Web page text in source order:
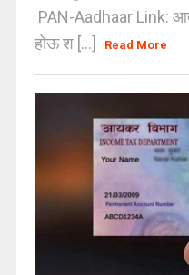
PAN-Aadhaar Link:
होऊ श [...]
Read More